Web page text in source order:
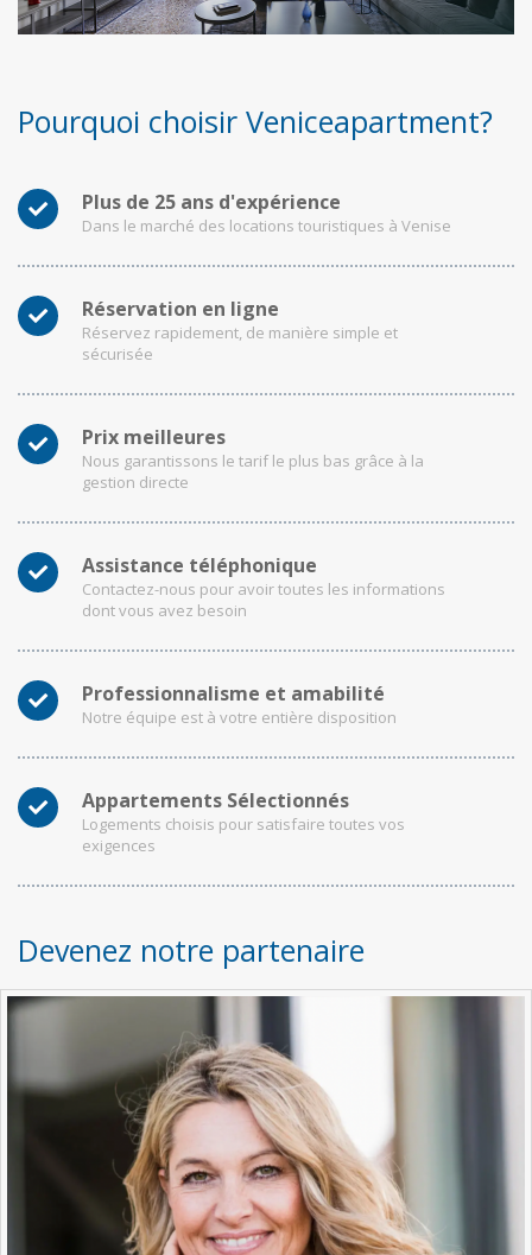
Pourquoi choisir Veniceapartment?
Plus de 25 ans d'expérience
Dans le marché des locations touristiques à Venise
Réservation en ligne
Réservez rapidement, de manière simple et
sécurisée
Prix meilleures
Nous garantissons le tarif le plus bas grâce à la
gestion directe
Assistance téléphonique
Contactez-nous pour avoir toutes les informations
dont vous avez besoin
Professionnalisme et amabilité
Notre équipe est à votre entière disposition
Appartements Sélectionnés
Logements choisis pour satisfaire toutes vos
exigences
Devenez notre partenaire